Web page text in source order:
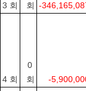
3 회
회 -
4 회
0
회
-